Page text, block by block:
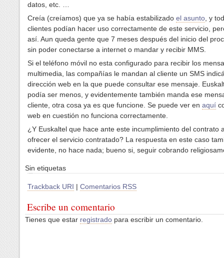
datos, etc. …
Creía (creíamos) que ya se había estabilizado el asunto , y
clientes podían hacer uso correctamente de este servicio,
así. Aun queda gente que 7 meses después del inicio del
sin poder conectarse a internet o mandar y recibir MMS.
Si el teléfono móvil no esta configurado para recibir los
multimedia, las compañías le mandan al cliente un SMS
dirección web en la que puede consultar ese mensaje.
podía ser menos, y evidentemente también manda ese
cliente, otra cosa ya es que funcione. Se puede ver en aquí
web en cuestión no funciona correctamente.
¿Y Euskaltel que hace ante este incumplimiento del contrato
ofrecer el servicio contratado? La respuesta en este caso
evidente, no hace nada; bueno si, seguir cobrando
Sin etiquetas
Trackback URI | Comentarios RSS
Escribe un comentario
Tienes que estar registrado para escribir un comentario.